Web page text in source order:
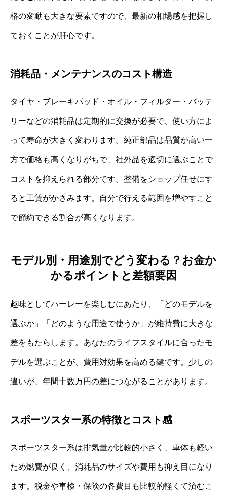
格の変動も大きな要素ですので、最新の相場感を把握し
ておくことが肝心です。
消耗品・メンテナンスのコスト構造
タイヤ・ブレーキパッド・オイル・フィルター・バッテ
リーなどの消耗品は定期的に交換が必要で、使い方によ
って寿命が大きく変わります。純正部品は品質が高い一
方で価格も高くなりがちで、社外品を適切に選ぶことで
コストを抑えられる部分です。整備をショップ任せにす
ると工賃がかさみます。自分で行える範囲を増やすこと
で節約できる割合が高くなります。
モデル別・用途別でどう変わる？お金か
かるポイントと差額要因
趣味としてハーレーを楽しむにあたり、「どのモデルを
選ぶか」「どのような用途で使うか」が維持費に大きな
差をもたらします。あなたのライフスタイルに合ったモ
デルを選ぶことが、費用対効果を高める鍵です。少しの
違いが、年間十数万円の差につながることがあります。
スポーツスター系の特徴とコスト感
スポーツスター系は排気量が比較的小さく、車体も軽い
ため燃費が良く、消耗品のサイズや費用も抑え目になり
ます。税金や車検・保険の各費目も比較的軽くて済むこ